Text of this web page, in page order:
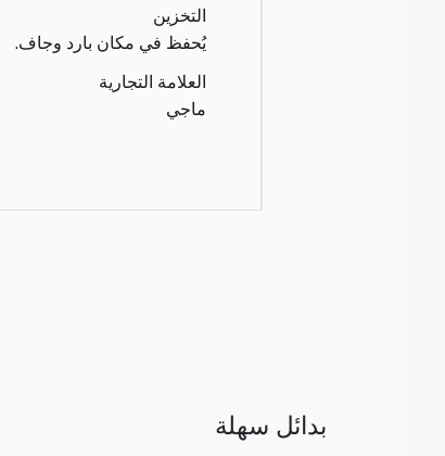
التخزين
يُحفظ في مكان بارد وجاف.
العلامة التجارية
ماجي
بدائل سهلة